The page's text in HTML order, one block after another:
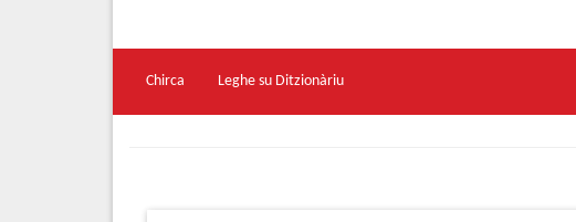
Chirca Leghe su Ditzionàriu